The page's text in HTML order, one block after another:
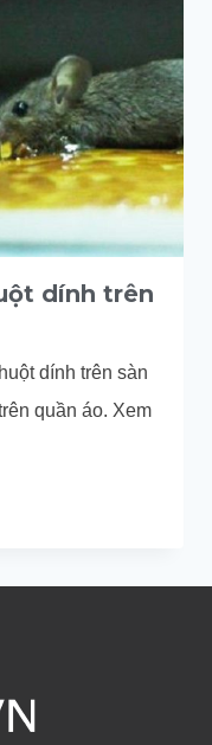
dính trên
dính trên sàn
quần áo. Xem